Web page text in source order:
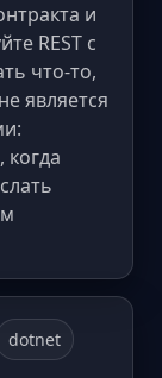
и
REST с
что-то,
является
когда
dotnet